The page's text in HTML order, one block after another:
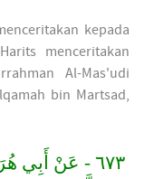
kepada
menceritakan
Al-Mas'udi
bin Martsad,
٦٧٣ - عَنْ